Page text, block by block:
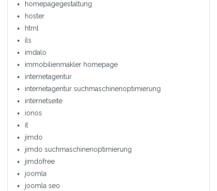
homepagegestaltung
hoster
html
ils
imdalo
immobilienmakler homepage
internetagentur
internetagentur suchmaschinenoptimierung
internetseite
ionos
it
jimdo
jimdo suchmaschinenoptimierung
jimdofree
joomla
joomla seo